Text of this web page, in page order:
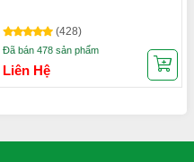
(428)
Đã bán 478 sản phẩm
Liên Hệ